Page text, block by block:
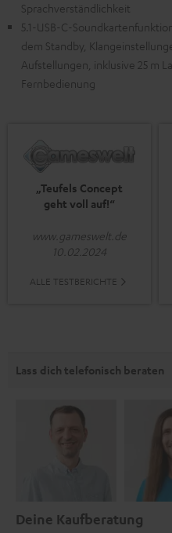
Sprachverständlichkeit
5.1-USB-C-
dem Standby,
Aufstellungen, inklusive 25 m
Fernbedienung
„Teufels Concept
geht voll auf!“
www.gameswelt.de
10.02.2024
ALLE TESTBERICHTE
Lass dich telefonisch beraten
Deine Kaufberatung